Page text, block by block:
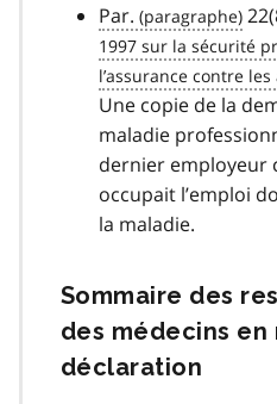
Par.
Une copie de la
maladie
dernier employeur
occupait l’emploi
la maladie.
Sommaire des
des médecins
déclaration